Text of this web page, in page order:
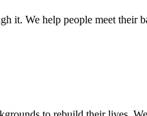
it. We help people meet their